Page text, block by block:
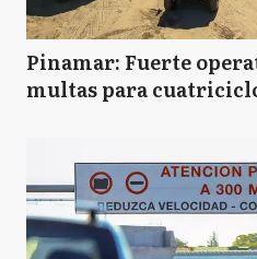
Pinamar: Fuerte
multas para